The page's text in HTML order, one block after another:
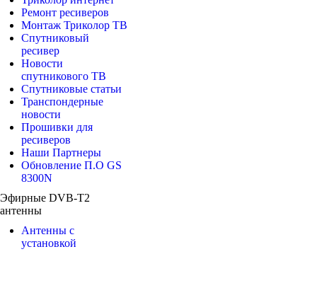
Ремонт ресиверов
Монтаж Триколор ТВ
Спутниковый
ресивер
Новости
спутникового ТВ
Спутниковые статьи
Транспондерные
новости
Прошивки для
ресиверов
Наши Партнеры
Обновление П.О GS
8300N
Эфирные DVB-T2
антенны
Антенны с
установкой